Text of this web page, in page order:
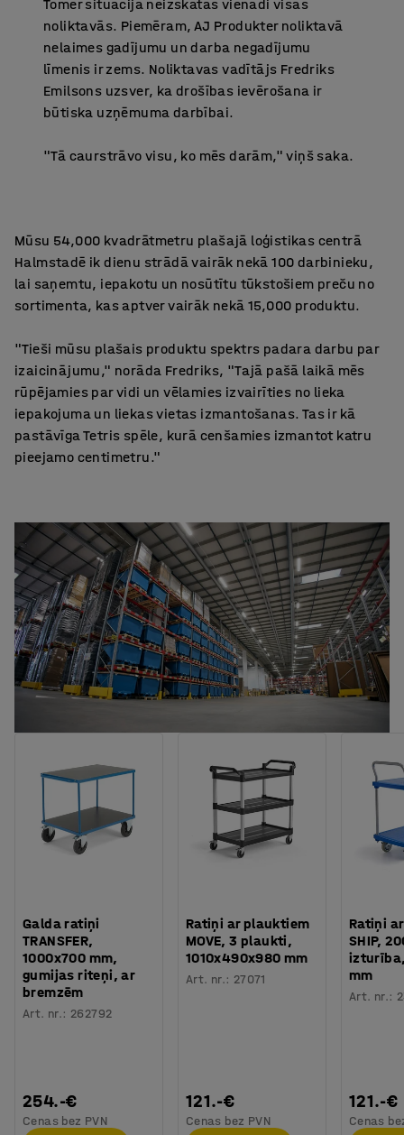
Tomēr situācija neizskatās vienādi visās
noliktavās. Piemēram, AJ Produkter noliktavā
nelaimes gadījumu un darba negadījumu
līmenis ir zems. Noliktavas vadītājs Fredriks
Emilsons uzsver, ka drošības ievērošana ir
būtiska uzņēmuma darbībai.
"Tā caurstrāvo visu, ko mēs darām," viņš saka.
Mūsu 54,000 kvadrātmetru plašajā loģistikas centrā
Halmstadē ik dienu strādā vairāk nekā 100 darbinieku,
lai saņemtu, iepakotu un nosūtītu tūkstošiem preču no
sortimenta, kas aptver vairāk nekā 15,000 produktu.
"Tieši mūsu plašais produktu spektrs padara darbu par
izaicinājumu," norāda Fredriks, "Tajā pašā laikā mēs
rūpējamies par vidi un vēlamies izvairīties no lieka
iepakojuma un liekas vietas izmantošanas. Tas ir kā
pastāvīga Tetris spēle, kurā cenšamies izmantot katru
pieejamo centimetru."
Galda ratiņi
TRANSFER,
1000x700 mm,
gumijas riteņi, ar
bremzēm
Art. nr.: 262792
254.-€
Cenas bez PVN
Ratiņi ar plauktiem
MOVE, 3 plaukti,
1010x490x980 mm
Art. nr.: 27071
121.-€
Cenas bez PVN
Ratiņi
SHIP,
mm
Art. nr.:
121.-€
Cenas